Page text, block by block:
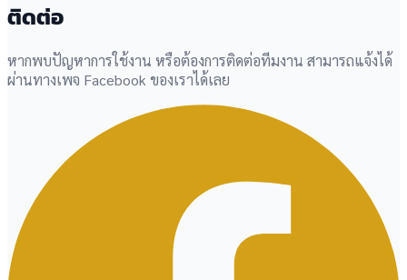
ติดต่อ
หากพบปัญหาการใช้งาน หรือต้องการติดต่อทีมงาน สามารถแจ้งได้
ผ่านทางเพจ Facebook ของเราได้เลย